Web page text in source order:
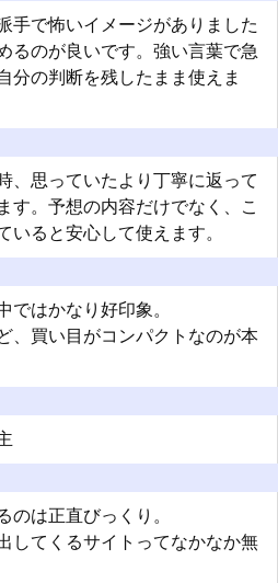
手で怖いイメージがありました
るのが良いです。強い言葉で急
分の判断を残したまま使えま
、思っていたより丁寧に返って
す。予想の内容だけでなく、こ
いると安心して使えます。
ではかなり好印象。
、買い目がコンパクトなのが本
のは正直びっくり。
してくるサイトってなかなか無